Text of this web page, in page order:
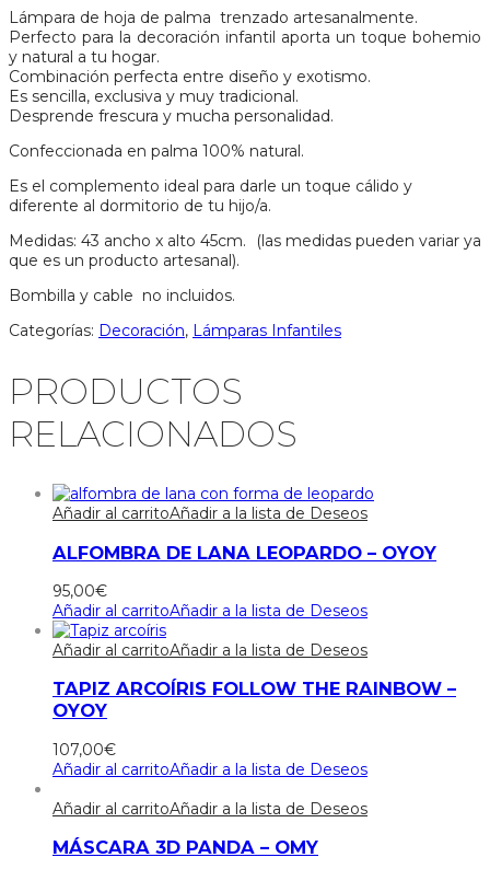
Lámpara de hoja de palma trenzado artesanalmente.
Perfecto para la decoración infantil aporta un toque bohemio
y natural a tu hogar.
Combinación perfecta entre diseño y exotismo.
Es sencilla, exclusiva y muy tradicional.
Desprende frescura y mucha personalidad.
Confeccionada en palma 100% natural.
Es el complemento ideal para darle un toque cálido y
diferente al dormitorio de tu hijo/a.
Medidas: 43 ancho x alto 45cm. (las medidas pueden variar ya
que es un producto artesanal).
Bombilla y cable no incluidos.
Categorías: Decoración, Lámparas Infantiles
PRODUCTOS
RELACIONADOS
Añadir al carritoAñadir a la lista de Deseos
ALFOMBRA DE LANA LEOPARDO – OYOY
95,00€
Añadir al carritoAñadir a la lista de Deseos
Añadir al carritoAñadir a la lista de Deseos
TAPIZ ARCOÍRIS FOLLOW THE RAINBOW –
OYOY
107,00€
Añadir al carritoAñadir a la lista de Deseos
Añadir al carritoAñadir a la lista de Deseos
MÁSCARA 3D PANDA – OMY